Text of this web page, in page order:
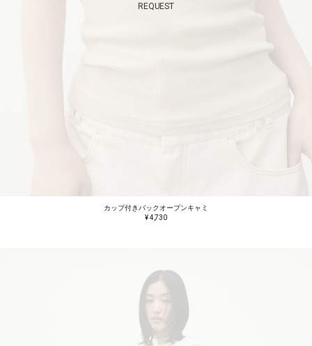
REQUEST
カップ付きバックオープンキャミ
¥ 4,730